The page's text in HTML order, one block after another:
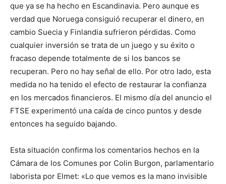
que ya se ha hecho en Escandinavia. Pero aunque es
verdad que Noruega consiguió recuperar el dinero, en
cambio Suecia y Finlandia sufrieron pérdidas. Como
cualquier inversión se trata de un juego y su éxito o
fracaso depende totalmente de si los bancos se
recuperan. Pero no hay señal de ello. Por otro lado, esta
medida no ha tenido el efecto de restaurar la confianza
en los mercados financieros. El mismo día del anuncio el
FTSE experimentó una caída de cinco puntos y desde
entonces ha seguido bajando.
Esta situación confirma los comentarios hechos en la
Cámara de los Comunes por Colin Burgon, parlamentario
laborista por Elmet: «Lo que vemos es la mano invisible